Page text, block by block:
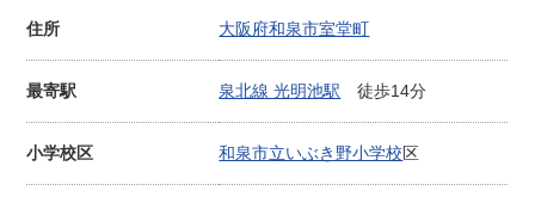
住所 大阪府和泉市室堂町
最寄駅 泉北線 光明池駅 徒歩14分
小学校区 和泉市立いぶき野小学校区